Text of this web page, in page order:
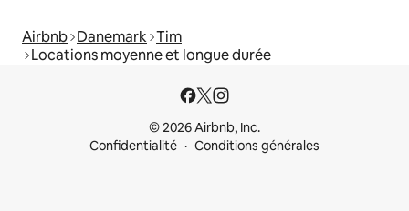
Airbnb Danemark Tim
Locations moyenne et longue durée
© 2026 Airbnb, Inc.
Confidentialité
Conditions générales